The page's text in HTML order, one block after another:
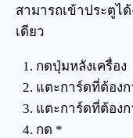
สามารถเข้าประตูไ
เดียว
กดปุ่มหลังเครื่อง
แตะการ์ดที่ต้องก
แตะการ์ดที่ต้องก
กด *